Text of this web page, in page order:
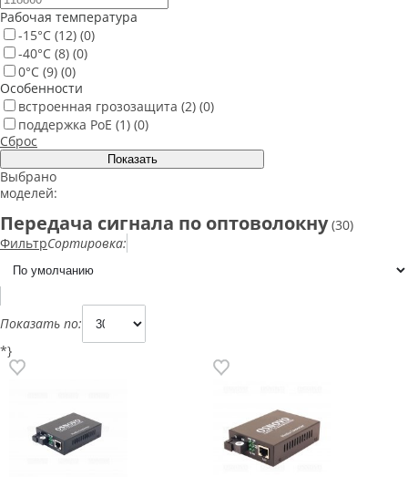
Рабочая температура
-15°С (12) (0)
-40°С (8) (0)
0°С (9) (0)
Особенности
встроенная грозозащита (2) (0)
поддержка PoE (1) (0)
Сброс
Выбрано
моделей:
Передача сигнала по оптоволокну (30)
ФильтрСортировка:
Показать по:
*}